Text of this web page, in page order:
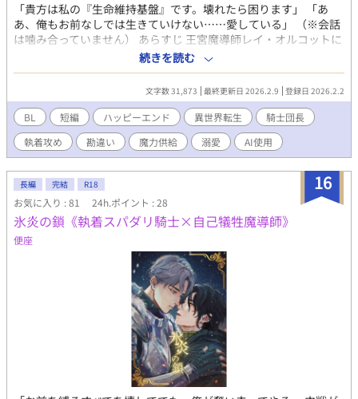
「貴方は私の『生命維持基盤』です。壊れたら困ります」 「あ
あ、俺もお前なしでは生きていけない……愛している」 （※会話
は噛み合っていません） あらすじ 王宮魔導師レイ・オルコットに
は、前世の記憶がある。 彼の目的はただ一つ。前世の知識（エア
コン・冷蔵庫・温水洗浄便座）を再現し、快適な引きこもりライ
フを送ること。 しかし、それらを動かすには自身の魔力が絶望的
に足りなかった。 そんなある日、レイは出会う。 王国の騎士団長
にして「歩く天変地異」と恐れられる男、ジークハルトを。 常に
魔力暴走の激痛に苦しむ彼を見て、レイは歓喜した。 「なんて燃
費の悪い……いや、素晴らしい『自律型・高濃度魔力炉（バッテ
リー）』だ！」 レイは「治療」と称して彼に触れ、溢れ出る魔力
を吸い取って家電を動かすことに成功する。 一方、長年の痛みか
ら解放されたジークハルトは、レイの事務的な接触を「熱烈な求
愛」と勘違いし、重すぎる執着を向け始めて――？ 【ドライな効
率厨魔導師（受） × 愛が重たい魔力過多な騎士団長（攻）】 利
害の一致から始まる、勘違いと共依存のハッピーエンドBL。 ※主
人公は攻めを「発電所」だと思っていますが、攻めは結婚する気
続きを読む
文字数 31,873 最終更新日 2026.2.9 登録日 2026.2.2
BL 短編 ハッピーエンド 異世界転生
騎士団長
執着攻め
勘違い 魔力供給 溺愛 AI使用
16
長編 完結 R18
お気に入り : 81 24h.ポイント : 28
氷炎の鎖《執着スパダリ騎士×自己犠牲魔導師》
便座